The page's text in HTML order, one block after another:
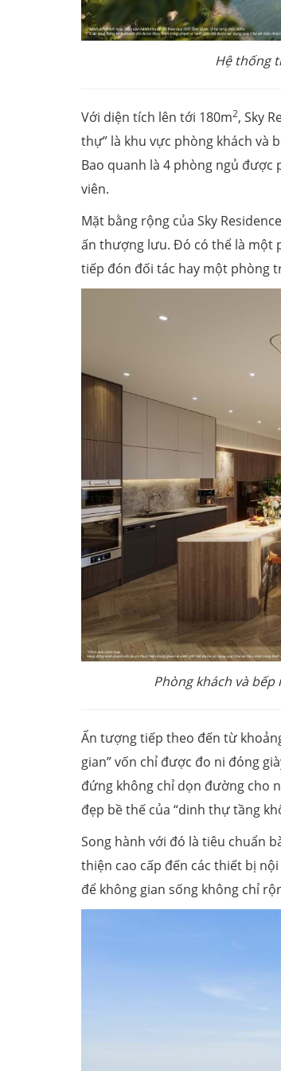
Hệ thống
Với diện tích lên tới 180m2, Sky
thự” là khu vực phòng khách và
Bao quanh là 4 phòng ngủ
viên.
Mặt bằng rộng của Sky
ấn thượng lưu. Đó có thể là một
tiếp đón đối tác hay một phòng
Phòng khách và
Ấn tượng tiếp theo đến từ
gian” vốn chỉ được đo ni đóng
đứng không chỉ dọn đường cho
đẹp bề thế của “dinh thự tầng
Song hành với đó là tiêu chuẩn
thiện cao cấp đến các thiết bị
để không gian sống không chỉ